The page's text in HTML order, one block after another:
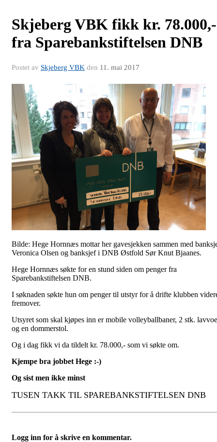
Skjeberg VBK fikk kr. 78.000,-
fra Sparebankstiftelsen DNB
Postet av Skjeberg VBK den 11. mai 2017
Bilde: Hege Hornnæs mottar her gavesjekken sammen med
Veronica Olsen og banksjef i DNB Østfold Sør Knut Bjaanes.
Hege Hornnæs søkte for en stund siden om penger fra
Sparebankstiftelsen DNB.
I søknaden søkte hun om penger til utstyr for å drifte klubben
fremover.
Utsyret som skal kjøpes inn er mobile volleyballbaner, 2 stk.
og en dommerstol.
Og i dag fikk vi da tildelt kr. 78.000,- som vi søkte om.
Kjempe bra jobbet Hege :-)
Og sist men ikke minst
TUSEN TAKK TIL SPAREBANKSTIFTELSEN DNB
Logg inn for å skrive en kommentar.